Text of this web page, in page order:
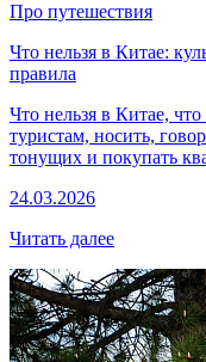
Про путешествия
Что нельзя в Китае:
правила
Что нельзя в Китае,
туристам, носить,
тонущих и покупать
24.03.2026
Читать далее